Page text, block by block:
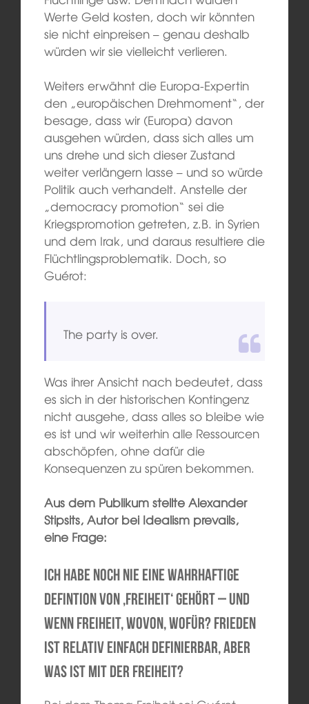
Werte Geld kosten, doch wir könnten
sie nicht einpreisen – genau deshalb
würden wir sie vielleicht verlieren.
Weiters erwähnt die Europa-Expertin
den „europäischen Drehmoment“, der
besage, dass wir (Europa) davon
ausgehen würden, dass sich alles um
uns drehe und sich dieser Zustand
weiter verlängern lasse – und so würde
Politik auch verhandelt. Anstelle der
„democracy promotion“ sei die
Kriegspromotion getreten, z.B. in Syrien
und dem Irak, und daraus resultiere die
Flüchtlingsproblematik. Doch, so
Guérot:
The party is over.
Was ihrer Ansicht nach bedeutet, dass
es sich in der historischen Kontingenz
nicht ausgehe, dass alles so bleibe wie
es ist und wir weiterhin alle Ressourcen
abschöpfen, ohne dafür die
Konsequenzen zu spüren bekommen.
Aus dem Publikum stellte Alexander
Stipsits, Autor bei Idealism prevails,
eine Frage:
Ich habe noch nie eine wahrhaftige
Defintion von ‚Freiheit‘ gehört – und
wenn Freiheit, wovon, wofür? Frieden
ist relativ einfach definierbar, aber
was ist mit der Freiheit?